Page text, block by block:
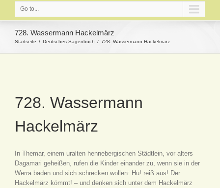
Go to...
728. Wassermann Hackelmärz
Startseite Deutsches Sagenbuch 728. Wassermann Hackelmärz
728. Wassermann
Hackelmärz
In Themar, einem uralten hennebergischen Städtlein, vor alters
Dagamari geheißen, rufen die Kinder einander zu, wenn sie in der
Werra baden und sich schrecken wollen: Hu! reiß aus! Der
Hackelmärz kömmt! – und denken sich unter dem Hackelmärz